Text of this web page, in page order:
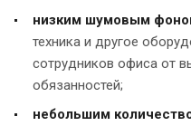
низким шумовым
техника и другое
сотрудников офиса от
обязанностей;
небольшим